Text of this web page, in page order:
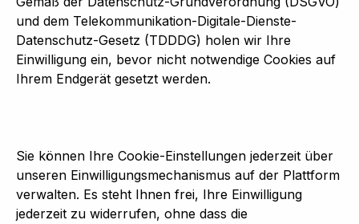
und dem Telekommunikation-Digitale-Dienste-
Datenschutz-Gesetz (TDDDG) holen wir Ihre
Einwilligung ein, bevor nicht notwendige Cookies auf
Ihrem Endgerät gesetzt werden.
Sie können Ihre Cookie-Einstellungen jederzeit über
unseren Einwilligungsmechanismus auf der Plattform
verwalten. Es steht Ihnen frei, Ihre Einwilligung
jederzeit zu widerrufen, ohne dass die